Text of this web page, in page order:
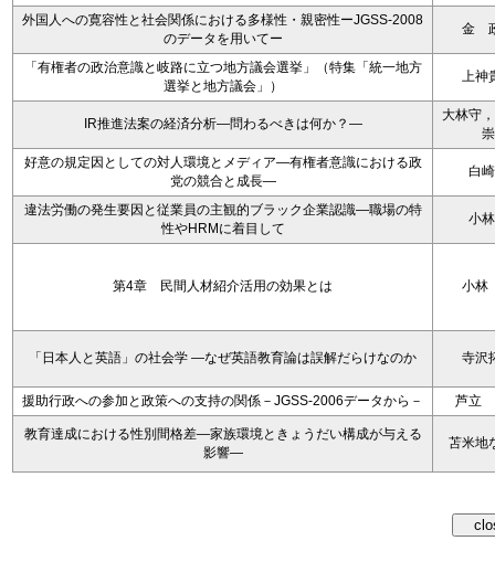
外国人への寛容性と社会関係における多様性・親密性ーJGSS-2008
のデータを用いてー
金
「有権者の政治意識と岐路に立つ地方議会選挙」（特集「統一地方
選挙と地方議会」）
上神
IR推進法案の経済分析―問わるべきは何か？―
大林守
崇
好意の規定因としての対人環境とメディア―有権者意識における政
党の競合と成長―
白
違法労働の発生要因と従業員の主観的ブラック企業認識―職場の特
性やHRMに着目して
小
第4章 民間人材紹介活用の効果とは 小
「日本人と英語」の社会学 ―なぜ英語教育論は誤解だらけなのか 寺沢
援助行政への参加と政策への支持の関係－JGSS-2006データから－ 芦立
教育達成における性別間格差―家族環境ときょうだい構成が与える
影響―
苫米地